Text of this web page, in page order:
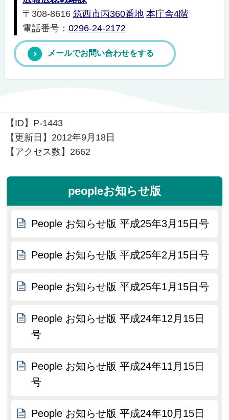
〒308-8616 筑西市丙360番地 本庁舎4階
電話番号： 0296-24-2172
メールでお問い合わせをする
【ID】 P-1443
【更新日】 2012年9月18日
【アクセス数】 2662
peopleお知らせ版
People お知らせ版 平成25年3月15日号
People お知らせ版 平成25年2月15日号
People お知らせ版 平成25年1月15日号
People お知らせ版 平成24年12月15日
号
People お知らせ版 平成24年11月15日
号
People お知らせ版 平成24年10月15日